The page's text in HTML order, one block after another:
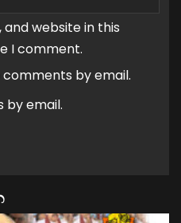
and website in this
I comment.
by email.
by email.